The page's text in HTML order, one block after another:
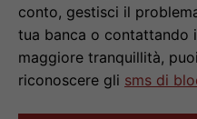
conto, gestisci il
tua banca o contattando
maggiore tranquillità,
riconoscere gli sms di